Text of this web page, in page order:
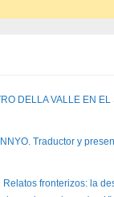
DELLA VALLE EN
Traductor y
Relatos fronterizos: la